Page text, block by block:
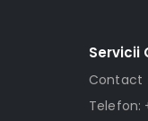
Servicii
Contact
Telefon: